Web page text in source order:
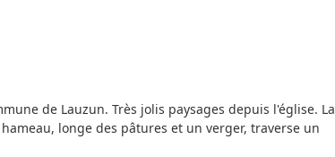
de Lauzun. Très jolis paysages depuis l'église. La
longe des pâtures et un verger, traverse un